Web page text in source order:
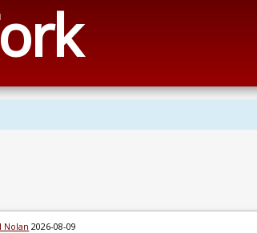
Nolan 2026-08-09